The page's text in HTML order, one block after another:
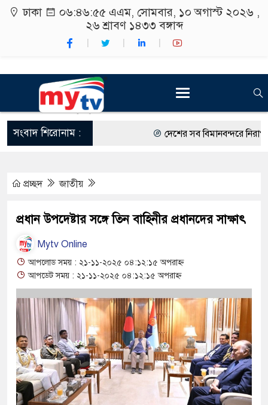
ঢাকা ০৬:৪৬:৫৬ এএম, সোমবার, ১০ অগাস্ট ২০২৬ ,
২৬ শ্রাবণ ১৪৩৩ বঙ্গাব্দ
সংবাদ শিরোনাম : দেশের সব বিমানবন্দরে নিরাপত্তা
কর্মসূচীর শুভসূচনা।
রং ফর্সাকারী ৮ ব্র্যান্ডের ক্রিমে
থাকায় বিক্রিতে নিষেধাজ্ঞা
অত্যাচারের ছবি যেন আর তুলতে
আলাল
‘গুলশানের চামেলি’তে ভিন্ন
যৌনকর্মীর দালাল চরিত্রে
প্রচ্ছদ জাতীয়
প্রধান উপদেষ্টার সঙ্গে তিন বাহিনীর প্রধানদের সাক্ষাৎ
Mytv Online
আপলোড সময় : ২১-১১-২০২৫ ০৪:১২:১৫ অপরাহ্ন
আপডেট সময় : ২১-১১-২০২৫ ০৪:১২:১৫ অপরাহ্ন